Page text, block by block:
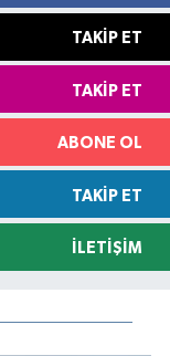
TAKIP ET
TAKIP ET
ABONE OL
TAKIP ET
İLETIŞIM